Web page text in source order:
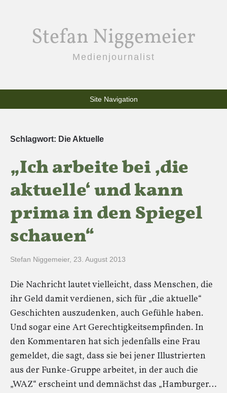
Stefan Niggemeier
Medienjournalist
Site Navigation
Schlagwort: Die Aktuelle
„Ich arbeite bei ‚die
aktuelle‘ und kann
prima in den Spiegel
schauen“
Stefan Niggemeier, 23. August 2013
Die Nachricht lautet vielleicht, dass Menschen, die
ihr Geld damit verdienen, sich für „die aktuelle“
Geschichten auszudenken, auch Gefühle haben.
Und sogar eine Art Gerechtigkeitsempfinden. In
den Kommentaren hat sich jedenfalls eine Frau
gemeldet, die sagt, dass sie bei jener Illustrierten
aus der Funke-Gruppe arbeitet, in der auch die
„WAZ“ erscheint und demnächst das „Hamburger…